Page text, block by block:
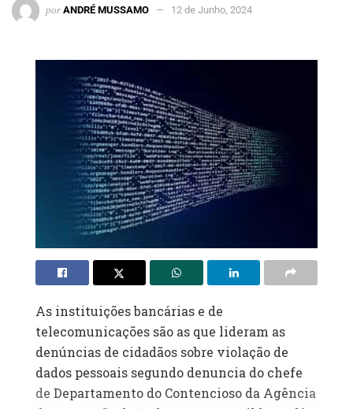
por ANDRÉ MUSSAMO 12 de Junho, 2024
As instituições bancárias e de
telecomunicações são as que lideram as
denúncias de cidadãos sobre violação de
dados pessoais segundo denuncia do chefe
de Departamento do Contencioso da Agência